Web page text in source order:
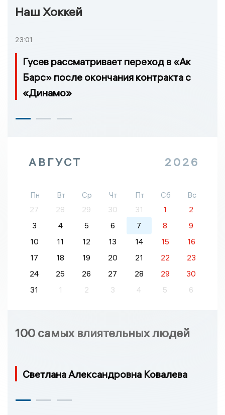
Наш Хоккей
23:01
Гусев рассматривает переход в «Ак
Барс» после окончания контракта с
«Динамо»
АВГУСТ 2026
Пн Вт Ср Чт Пт Сб
Вс
27
28 29 30 31 1
2
3
4 5 6 7 8
9
10
11 12 13 14 15
16
17
18 19 20 21 22
23
24
25 26 27 28 29
30
31
1 2 3 4 5 6
100 самых влиятельных людей
Светлана Александровна Ковалева